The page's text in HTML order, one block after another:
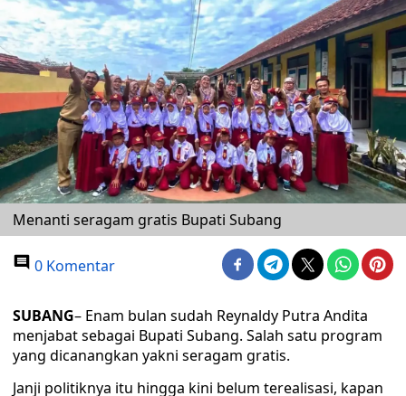
Menanti seragam gratis Bupati Subang
0 Komentar
SUBANG– Enam bulan sudah Reynaldy Putra Andita
menjabat sebagai Bupati Subang. Salah satu program
yang dicanangkan yakni seragam gratis.
Janji politiknya itu hingga kini belum terealisasi, kapan